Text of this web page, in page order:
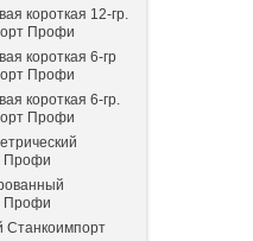
короткая 12-гр.
Профи
короткая 6-гр
Профи
короткая 6-гр.
Профи
Профи
Профи
Станкоимпорт